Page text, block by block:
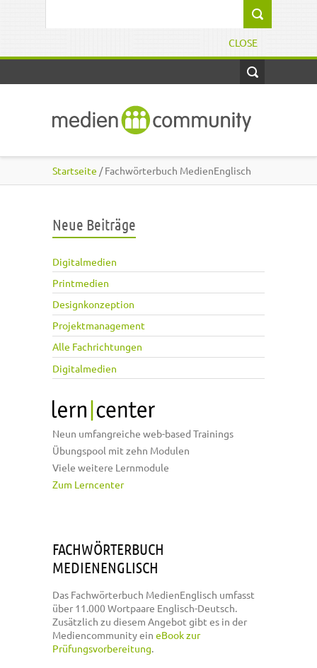
CLOSE
Startseite / Fachwörterbuch MedienEnglisch
Neue Beiträge
Digitalmedien
Printmedien
Designkonzeption
Projektmanagement
Alle Fachrichtungen
Digitalmedien
Neun umfangreiche web-based Trainings
Übungspool mit zehn Modulen
Viele weitere Lernmodule
Zum Lerncenter
FACHWÖRTERBUCH
MEDIENENGLISCH
Das Fachwörterbuch MedienEnglisch umfasst
über 11.000 Wortpaare Englisch-Deutsch.
Zusätzlich zu diesem Angebot gibt es in der
Mediencommunity ein eBook zur
Prüfungsvorbereitung.